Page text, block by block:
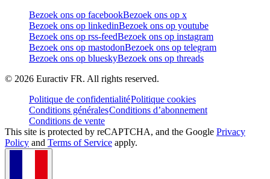
Bezoek ons op facebookBezoek ons op x
Bezoek ons op linkedinBezoek ons op youtube
Bezoek ons op rss-feedBezoek ons op instagram
Bezoek ons op mastodonBezoek ons op telegram
Bezoek ons op blueskyBezoek ons op threads
© 2026 Euractiv FR. All rights reserved.
Politique de confidentialitéPolitique cookies
Conditions généralesConditions d’abonnement
Conditions de vente
This site is protected by reCAPTCHA, and the Google Privacy
Policy and Terms of Service apply.